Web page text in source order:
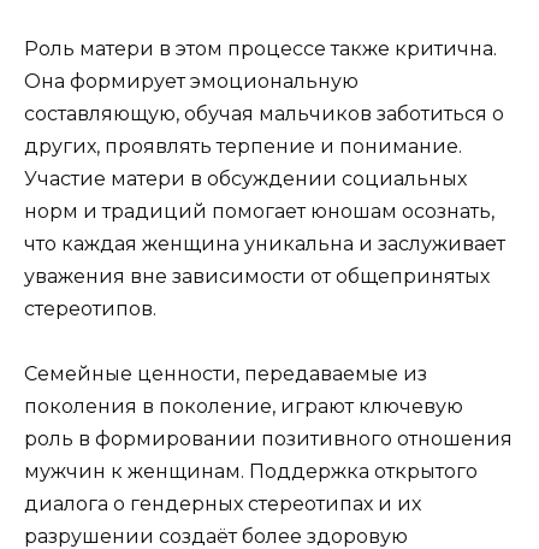
Роль матери в этом процессе также критична.
Она формирует эмоциональную
составляющую, обучая мальчиков заботиться о
других, проявлять терпение и понимание.
Участие матери в обсуждении социальных
норм и традиций помогает юношам осознать,
что каждая женщина уникальна и заслуживает
уважения вне зависимости от общепринятых
стереотипов.
Семейные ценности, передаваемые из
поколения в поколение, играют ключевую
роль в формировании позитивного отношения
мужчин к женщинам. Поддержка открытого
диалога о гендерных стереотипах и их
разрушении создаёт более здоровую